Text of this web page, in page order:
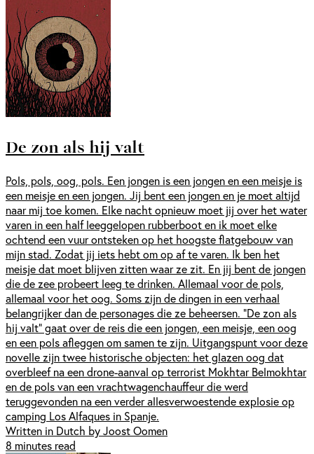
De zon als hij valt
Pols, pols, oog, pols. Een jongen is een jongen en een meisje is
een meisje en een jongen. Jij bent een jongen en je moet altijd
naar mij toe komen. Elke nacht opnieuw moet jij over het water
varen in een half leeggelopen rubberboot en ik moet elke
ochtend een vuur ontsteken op het hoogste flatgebouw van
mijn stad. Zodat jij iets hebt om op af te varen. Ik ben het
meisje dat moet blijven zitten waar ze zit. En jij bent de jongen
die de zee probeert leeg te drinken. Allemaal voor de pols,
allemaal voor het oog. Soms zijn de dingen in een verhaal
belangrijker dan de personages die ze beheersen. "De zon als
hij valt" gaat over de reis die een jongen, een meisje, een oog
en een pols afleggen om samen te zijn. Uitgangspunt voor deze
novelle zijn twee historische objecten: het glazen oog dat
overbleef na een drone-aanval op terrorist Mokhtar Belmokhtar
en de pols van een vrachtwagenchauffeur die werd
teruggevonden na een verder allesverwoestende explosie op
camping Los Alfaques in Spanje.
Written in Dutch by Joost Oomen
8 minutes read